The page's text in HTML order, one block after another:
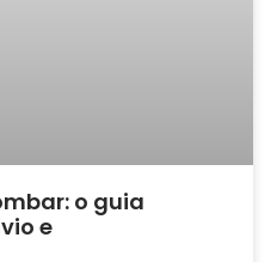
o guia
e